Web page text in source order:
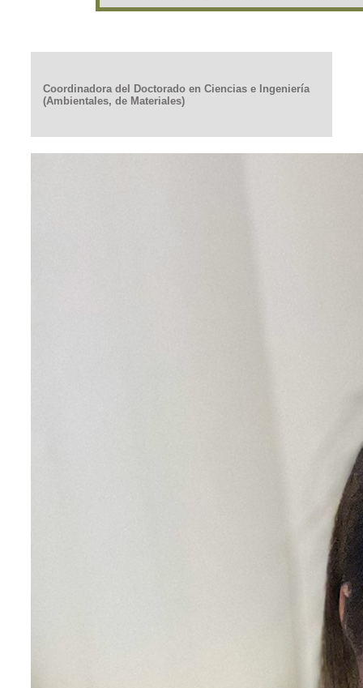
Coordinadora del Doctorado en Ciencias e Ingeniería
(Ambientales, de Materiales)